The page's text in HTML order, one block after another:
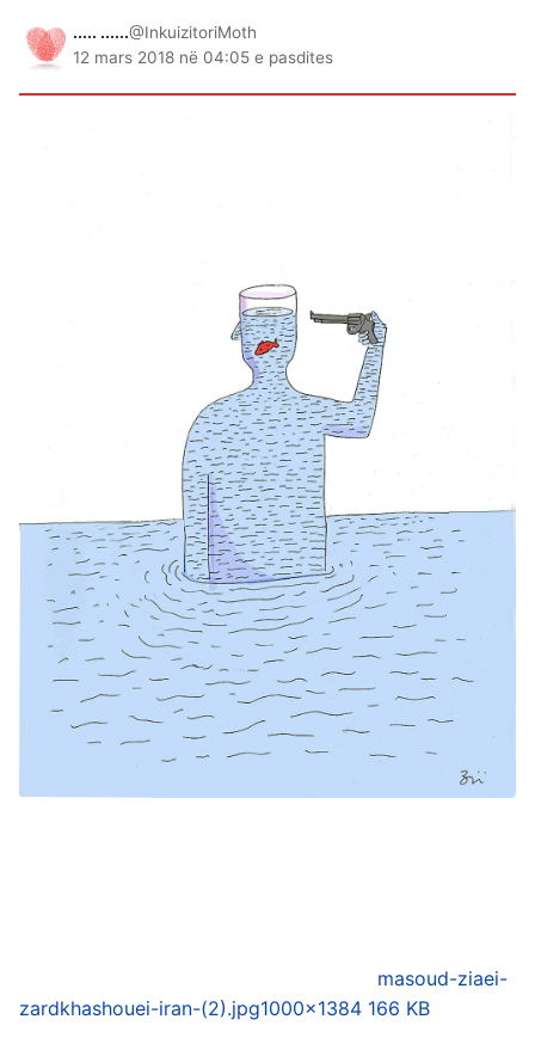
..... ......@InkuizitoriMoth
12 mars 2018 në 04:05 e pasdites
masoud-ziaei-
zardkhashouei-iran-(2).jpg1000×1384 166 KB